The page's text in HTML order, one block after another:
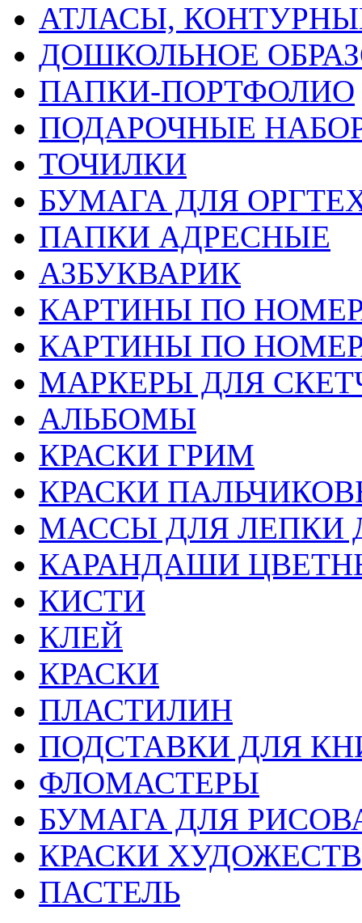
АТЛАСЫ,
ДОШКОЛЬНОЕ
ПАПКИ-ПОРТФОЛИО
ПОДАРОЧНЫЕ
ТОЧИЛКИ
БУМАГА ДЛЯ
ПАПКИ АДРЕСНЫЕ
АЗБУКВАРИК
КАРТИНЫ ПО
КАРТИНЫ ПО
МАРКЕРЫ ДЛЯ
АЛЬБОМЫ
КРАСКИ ГРИМ
КРАСКИ
МАССЫ ДЛЯ ЛЕПКИ
КАРАНДАШИ
КИСТИ
КЛЕЙ
КРАСКИ
ПЛАСТИЛИН
ПОДСТАВКИ ДЛЯ
ФЛОМАСТЕРЫ
БУМАГА ДЛЯ
КРАСКИ
ПАСТЕЛЬ